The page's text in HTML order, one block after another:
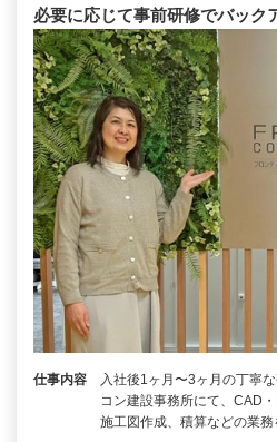
必要に応じて事前研修でバック
仕事内容
入社後1ヶ月〜3ヶ月の丁寧
コン建設事務所にて、CAD
施工図作成、積算などの業